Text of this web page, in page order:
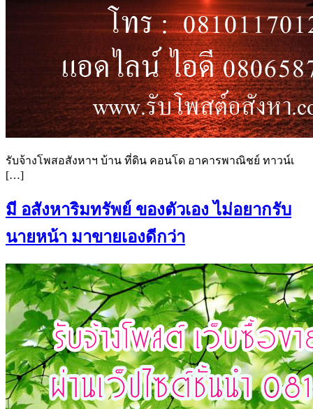
รับจ้างโพสอสังหาฯ บ้าน ที่ดิน คอนโด อาคารพาณิชย์ ทาวน์เ
[…]
มี อสังหาริมทรัพย์ ของตัวเอง ไม่อยากรับ
นายหน้า มาขายเองดีกว่า